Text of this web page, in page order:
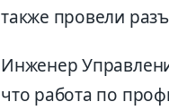
также провели
Инженер
что работа по